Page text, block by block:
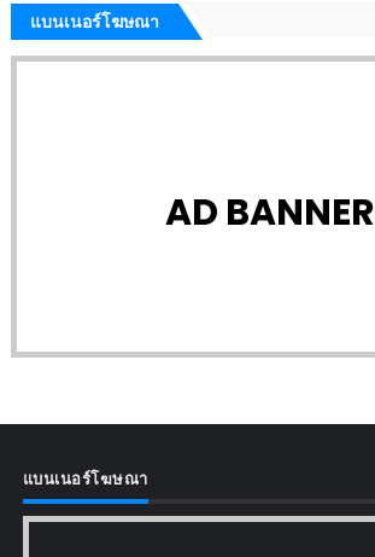
แบนเนอร์โฆษณา
AD BANNER
แบนเนอร์โฆษณา